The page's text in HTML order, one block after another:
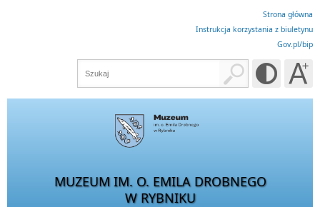
Strona główna
Instrukcja korzystania z biuletynu
Gov.pl/bip
MUZEUM IM. O. EMILA DROBNEGO
W RYBNIKU